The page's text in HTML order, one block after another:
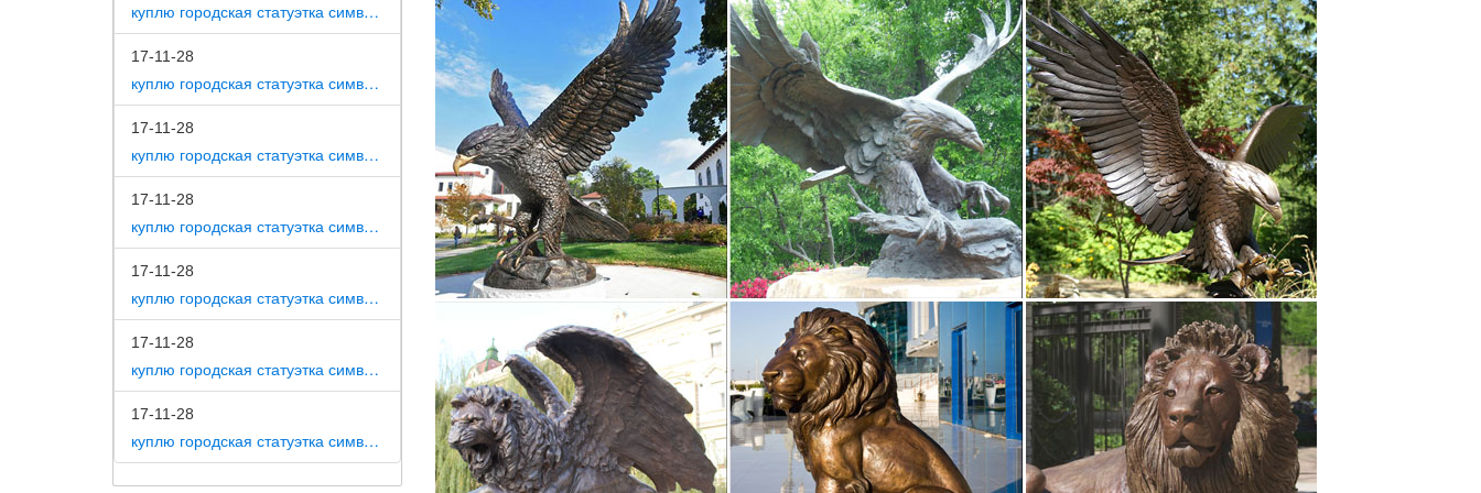
куплю городская статуэтка символ собака как вид изобразительного искусства
17-11-28
куплю городская статуэтка символ собака на постаменте
17-11-28
куплю городская статуэтка символ собака в романской скульптуре
17-11-28
куплю городская статуэтка символ собака в царском селе
17-11-28
куплю городская статуэтка символ собака в движении 7 класс
17-11-28
куплю городская статуэтка символ собака в скульптуре древней греции
17-11-28
куплю городская статуэтка символ собака в школе искусств
покой и порядок. Старинная фарфоровая статуэтка собаки станет отличным подарком к Новому Году.
Сувениры в виде статуэтки собаки в интернет-магазине…
Эксклюзивные подарки » Статуэтки Собак – Символ 2018.Статуэтка Большой Йоркшир арт. 240N. Цена: 10 950 руб. Купить.
Статуэтка Бобтейл арт.Приобретая фигурку собаки вы тем самым привносите в дом не просто изящную вещь, но и символ
верности, преданности…
Собачки – символ 2018 года / Интернет-магазин
В этой группе собраны заготовки из фанеры, чипборды и декупажные карты с символом 2018 года – года Собаки.Арт.
01040086 Статуэтка "Такса".
Поиск «собаки» в разделе Статуэтки и скульптуры других стран.
Фарфоровая Статуэтка "Собака" лот с рубля. 3800.00 р. 0 ставок.Фарфоровая Статуэтка мальчик с собакой. 3000.00 р. Москва.
Стоимость доставки: договорная Окончание торгов: 1 день.
Купить символ 2018 года собака: статуэтки, куклы и игрушки
Огромный выбор символов 2018 года собаки в виде статуэтки и кукол к рождеству и новому году от ведущего интернет
магазина в Москве.Сортировать по Цена ↓ Цена ↑ Наименование товара ↓ Наименование товара ↑.
Символ 2018 года – Собака! Подборка сувениров. -33%